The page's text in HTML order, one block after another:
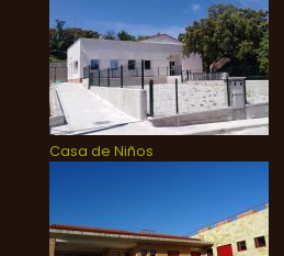
Casa de Niños